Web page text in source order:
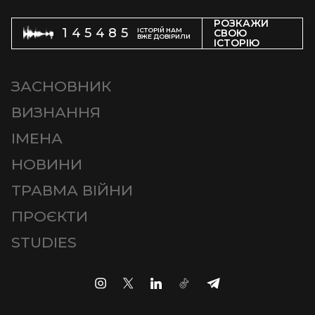
145485
ІСТОРІЙ НАМ
ВЖЕ ДОВІРИЛИ
РОЗКАЖИ
СВОЮ
ІСТОРІЮ
ЗАСНОВНИК
ВИЗНАННЯ
ІМЕНА
НОВИНИ
ТРАВМА ВІЙНИ
ПРОЄКТИ
STUDIES